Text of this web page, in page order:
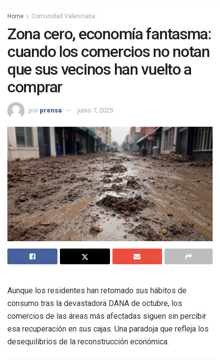
Home Comunidad Valenciana
Zona cero, economía fantasma:
cuando los comercios no notan
que sus vecinos han vuelto a
comprar
por prensa junio 7, 2025
Aunque los residentes han retomado sus hábitos de
consumo tras la devastadora DANA de octubre, los
comercios de las áreas más afectadas siguen sin percibir
esa recuperación en sus cajas. Una paradoja que refleja los
desequilibrios de la reconstrucción económica.